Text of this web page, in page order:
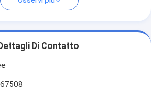
Di Contatto